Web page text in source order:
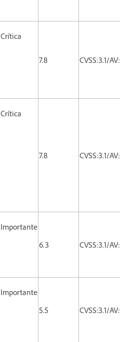
Crítica
7.8 CVSS:3.1/
Crítica
7.8 CVSS:3.1/
Importante
6.3
CVSS:3.1/
Importante
5.5
CVSS:3.1/